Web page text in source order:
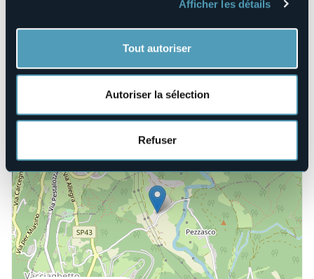
Afficher les détails
Tout autoriser
Autoriser la sélection
Refuser
https://www.lepigne.it/it/news?
…